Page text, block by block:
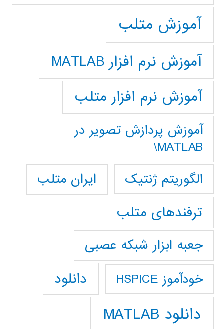
آموزش متلب
آموزش نرم افزار MATLAB
آموزش نرم افزار متلب
آموزش پردازش تصوير در
MATLAB\
الگوریتم ژنتیک
ایران متلب
ترفندهای متلب
جعبه ابزار شبکه عصبی
خودآموز HSPICE دانلود
دانلود MATLAB